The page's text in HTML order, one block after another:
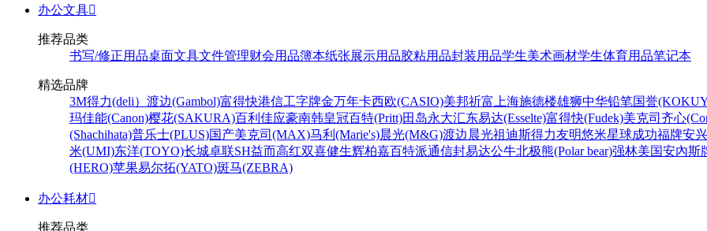
办公文具
推荐品类
书写/修正用品桌面文具文件管理财会用品簿本纸张展示用品胶粘用品封装用品学生美术画材学生体育用品笔记本
精选品牌
3M得力(deli） 渡边(Gambol)富得快港信工字牌金万年卡西欧(CASIO)美邦祈富 上海施德楼雄狮中华铅笔国誉
玛佳能(Canon)樱花(SAKURA)百利佳应豪南韩皇冠百特(Pritt)田岛永大汇东易达(Esselte)富得快(Fudek)美克司 齐心
(Shachihata)普乐士(PLUS)国产美克司(MAX)马利(Marie's)晨光(M&G)渡边 晨光祖迪斯得力友明悠米星球成功福牌安兴
米(UMI)东洋(TOYO)长城卓联SH益而高红双喜健生辉柏嘉百特派通信封易达公牛北极熊(Polar bear)强林美国安內斯
(HERO)苹果易尔拓(YATO)斑马(ZEBRA)
办公耗材
推荐品类